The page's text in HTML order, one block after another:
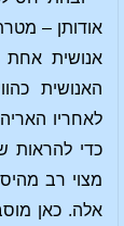
אודותן –
אנושית אחת
האנושית
לאחריו
כדי להראות
מצוי רב
אלה. כאן